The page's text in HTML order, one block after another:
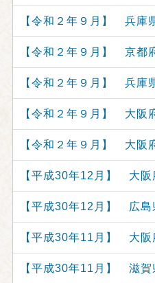
【令和２年９月】 兵
【令和２年９月】 京
【令和２年９月】 兵
【令和２年９月】 大
【令和２年９月】 大
【平成30年12月】 大
【平成30年12月】 広
【平成30年11月】 大
【平成30年11月】 滋